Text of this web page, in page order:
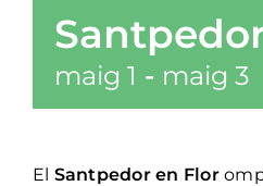
maig 1 - maig 3
El Santpedor en Flor